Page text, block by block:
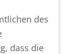
des
dass die